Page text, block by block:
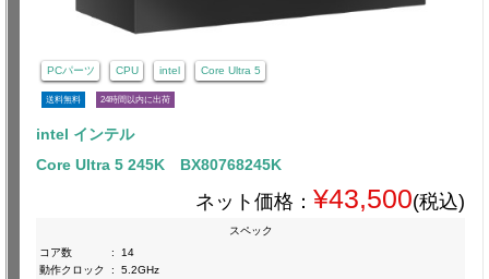
PCパーツ CPU intel Core Ultra 5
送料無料 24時間以内に出荷
intel インテル
Core Ultra 5 245K BX80768245K
ネット価格： ¥43,500(税込)
スペック
コア数
:
14
動作クロック
:
5.2GHz